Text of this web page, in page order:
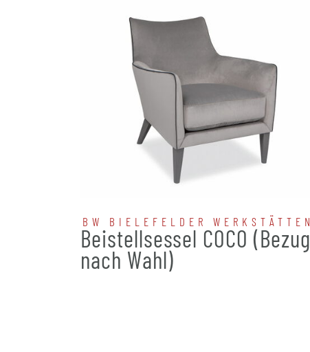
BW BIELEFELDER WERKSTÄTTEN
Beistellsessel COCO (Bezug
nach Wahl)